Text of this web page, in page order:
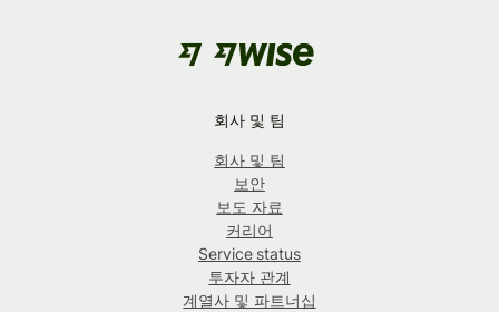
회사 및 팀
회사 및 팀
보안
보도 자료
커리어
Service status
투자자 관계
계열사 및 파트너십